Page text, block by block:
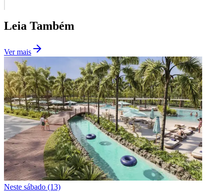
Leia Também
Ver mais
Neste sábado (13)